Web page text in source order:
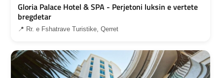
Gloria Palace Hotel & SPA - Perjetoni luksin e vertete
bregdetar
📍 Rr. e Fshatrave Turistike, Qerret